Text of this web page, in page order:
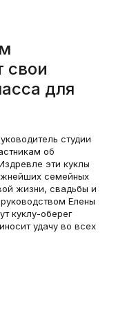
свои
для
студии
об
эти куклы
семейных
жизни, свадьбы и
Елены
куклу-оберег
удачу во всех